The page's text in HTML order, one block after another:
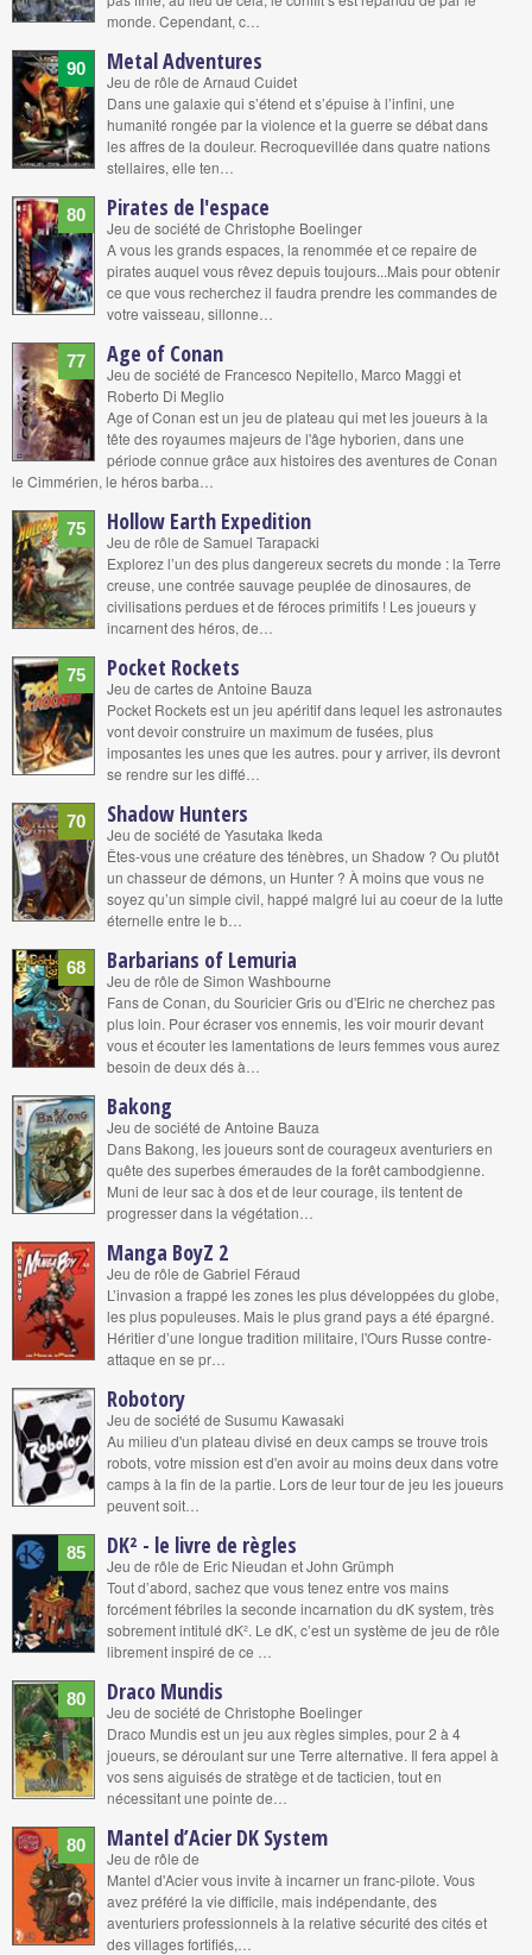
monde. Cependant, c…
90 Metal Adventures
Jeu de rôle de Arnaud Cuidet
Dans une galaxie qui s’étend et s’épuise à l’infini, une
humanité rongée par la violence et la guerre se débat dans
les affres de la douleur. Recroquevillée dans quatre nations
stellaires, elle ten…
80 Pirates de l'espace
Jeu de société de Christophe Boelinger
A vous les grands espaces, la renommée et ce repaire de
pirates auquel vous rêvez depuis toujours...Mais pour obtenir
ce que vous recherchez il faudra prendre les commandes de
votre vaisseau, sillonne…
77 Age of Conan
Jeu de société de Francesco Nepitello, Marco Maggi et
Roberto Di Meglio
Age of Conan est un jeu de plateau qui met les joueurs à la
tête des royaumes majeurs de l'âge hyborien, dans une
période connue grâce aux histoires des aventures de Conan
le Cimmérien, le héros barba…
75 Hollow Earth Expedition
Jeu de rôle de Samuel Tarapacki
Explorez l’un des plus dangereux secrets du monde : la Terre
creuse, une contrée sauvage peuplée de dinosaures, de
civilisations perdues et de féroces primitifs ! Les joueurs y
incarnent des héros, de…
75 Pocket Rockets
Jeu de cartes de Antoine Bauza
Pocket Rockets est un jeu apéritif dans lequel les astronautes
vont devoir construire un maximum de fusées, plus
imposantes les unes que les autres. pour y arriver, ils devront
se rendre sur les diffé…
70 Shadow Hunters
Jeu de société de Yasutaka Ikeda
Êtes-vous une créature des ténèbres, un Shadow ? Ou plutôt
un chasseur de démons, un Hunter ? À moins que vous ne
soyez qu’un simple civil, happé malgré lui au coeur de la lutte
éternelle entre le b…
68 Barbarians of Lemuria
Jeu de rôle de Simon Washbourne
Fans de Conan, du Souricier Gris ou d'Elric ne cherchez pas
plus loin. Pour écraser vos ennemis, les voir mourir devant
vous et écouter les lamentations de leurs femmes vous aurez
besoin de deux dés à…
Bakong
Jeu de société de Antoine Bauza
Dans Bakong, les joueurs sont de courageux aventuriers en
quête des superbes émeraudes de la forêt cambodgienne.
Muni de leur sac à dos et de leur courage, ils tentent de
progresser dans la végétation…
Manga BoyZ 2
Jeu de rôle de Gabriel Féraud
L’invasion a frappé les zones les plus développées du globe,
les plus populeuses. Mais le plus grand pays a été épargné.
Héritier d’une longue tradition militaire, l'Ours Russe contre-
attaque en se pr…
Robotory
Jeu de société de Susumu Kawasaki
Au milieu d'un plateau divisé en deux camps se trouve trois
robots, votre mission est d'en avoir au moins deux dans votre
camps à la fin de la partie. Lors de leur tour de jeu les joueurs
peuvent soit…
85 DK² - le livre de règles
Jeu de rôle de Eric Nieudan et John Grümph
Tout d’abord, sachez que vous tenez entre vos mains
forcément fébriles la seconde incarnation du dK system, très
sobrement intitulé dK². Le dK, c’est un système de jeu de rôle
librement inspiré de ce …
80 Draco Mundis
Jeu de société de Christophe Boelinger
Draco Mundis est un jeu aux règles simples, pour 2 à 4
joueurs, se déroulant sur une Terre alternative. Il fera appel à
vos sens aiguisés de stratège et de tacticien, tout en
nécessitant une pointe de…
80 Mantel d’Acier DK System
Jeu de rôle de
Mantel d'Acier vous invite à incarner un franc-pilote. Vous
avez préféré la vie difficile, mais indépendante, des
aventuriers professionnels à la relative sécurité des cités et
des villages fortifiés,…